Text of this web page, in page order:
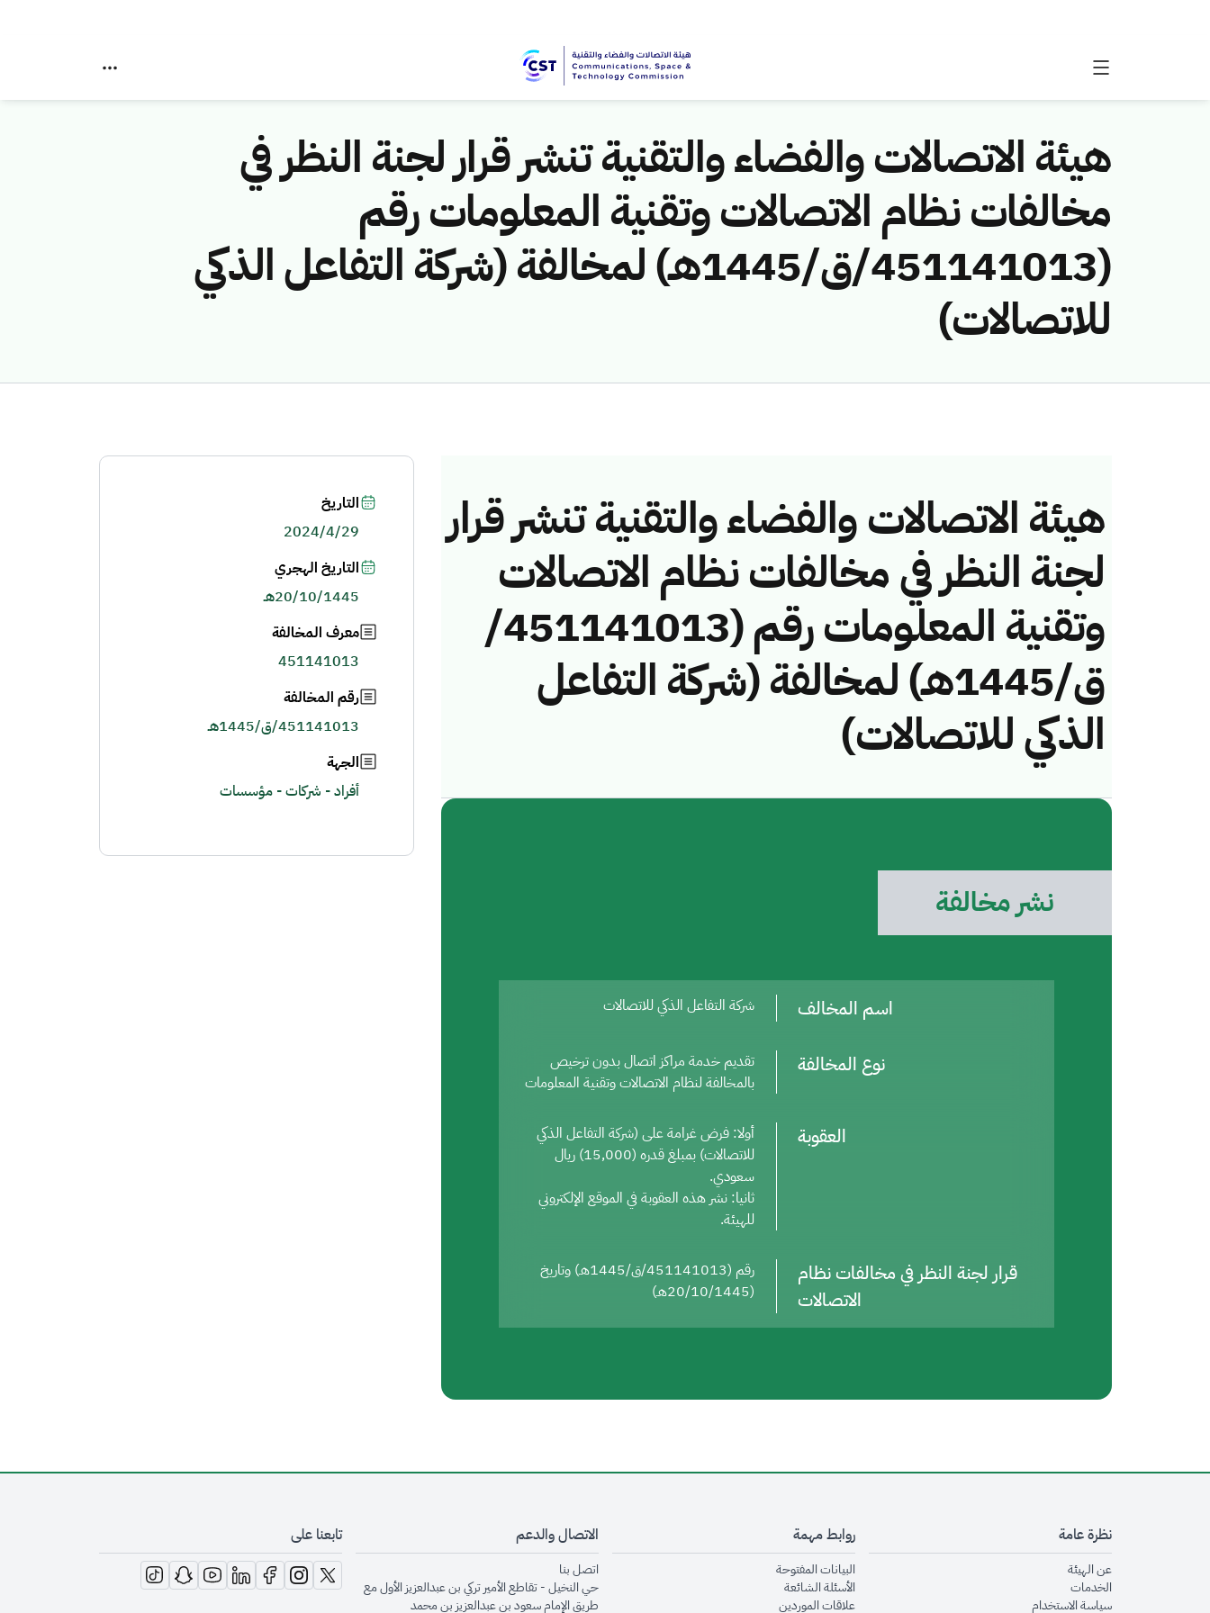
هيئة الاتصالات والفضاء والتقنية تنشر قرار لجنة النظر في
مخالفات نظام الاتصالات وتقنية المعلومات رقم
(451141013/ق/1445هـ) لمخالفة (شركة التفاعل الذكي
للاتصالات)
هيئة الاتصالات والفضاء والتقنية تنشر قرار
لجنة النظر في مخالفات نظام الاتصالات
وتقنية المعلومات رقم (451141013/
ق/1445هـ) لمخالفة (شركة التفاعل
الذكي للاتصالات)
نشر مخالفة
اسم المخالف شركة التفاعل الذكي للاتصالات
نوع المخالفة
تقديم خدمة مراكز اتصال بدون ترخيص
بالمخالفة لنظام الاتصالات وتقنية المعلومات
العقوبة
أولا: فرض غرامة على (شركة التفاعل الذكي
للاتصالات) بمبلغ قدره (15,000) ريال
سعودي.
ثانيا: نشر هذه العقوبة في الموقع الإلكتروني
للهيئة.
قرار لجنة النظر في مخالفات نظام
الاتصالات
رقم (451141013/ق/1445هـ) وتاريخ
(20/10/1445هـ)
التاريخ
2024/4/29
التاريخ الهجري
20/10/1445هـ
معرف المخالفة
451141013
رقم المخالفة
451141013/ق/1445هـ
الجهة
أفراد - شركات - مؤسسات
نظرة عامة
عن الهيئةopens in new window
الخدماتopens in new window
سياسة الاستخدام
روابط مهمة
البيانات المفتوحةopens in new window
الأسئلة الشائعةopens in new window
علاقات الموردينopens in new window
الاتصال والدعم
اتصل بنا
حي النخيل - تقاطع الأمير تركي بن عبدالعزيز الأول مع
طريق الإمام سعود بن عبدالعزيز بن محمد
تابعنا على
opens in new window
opens in new window
opens in new window
opens in new window
opens in new window
opens in new window
opens in new window